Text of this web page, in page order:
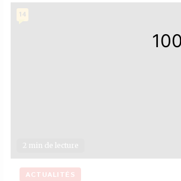
2 min de lecture
14
ACTUALITÉS